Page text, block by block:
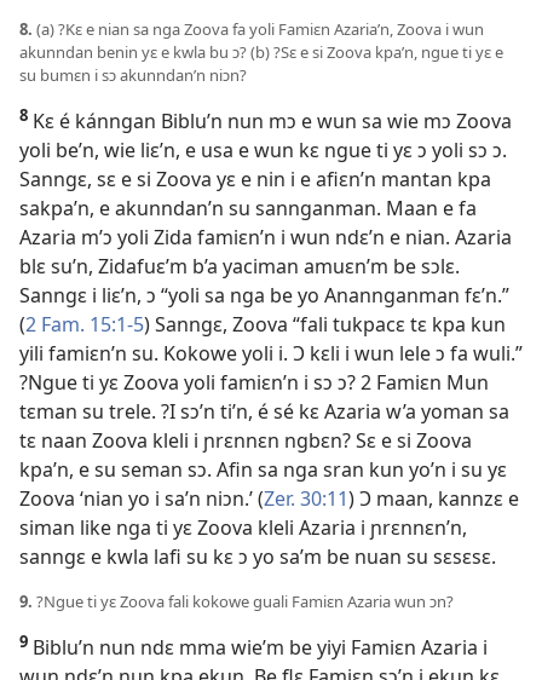
8. (a) ?Kɛ e nian sa nga Zoova fa yoli Famiɛn Azaria’n, Zoova i wun
akunndan benin yɛ e kwla bu ɔ? (b) ?Sɛ e si Zoova kpa’n, ngue ti yɛ e
su bumɛn i sɔ akunndan’n niɔn?
8 Kɛ é kánngan Biblu’n nun mɔ e wun sa wie mɔ Zoova
yoli be’n, wie liɛ’n, e usa e wun kɛ ngue ti yɛ ɔ yoli sɔ ɔ.
Sanngɛ, sɛ e si Zoova yɛ e nin i e afiɛn’n mantan kpa
sakpa’n, e akunndan’n su sannganman. Maan e fa
Azaria m’ɔ yoli Zida famiɛn’n i wun ndɛ’n e nian. Azaria
blɛ su’n, Zidafuɛ’m b’a yaciman amuɛn’m be sɔlɛ.
Sanngɛ i liɛ’n, ɔ “yoli sa nga be yo Anannganman fɛ’n.”
(2 Fam. 15:1-5) Sanngɛ, Zoova “fali tukpacɛ tɛ kpa kun
yili famiɛn’n su. Kokowe yoli i. Ɔ kɛli i wun lele ɔ fa wuli.”
?Ngue ti yɛ Zoova yoli famiɛn’n i sɔ ɔ? 2 Famiɛn Mun
tɛman su trele. ?I sɔ’n ti’n, é sé kɛ Azaria w’a yoman sa
tɛ naan Zoova kleli i ɲrɛnnɛn ngbɛn? Sɛ e si Zoova
kpa’n, e su seman sɔ. Afin sa nga sran kun yo’n i su yɛ
Zoova ‘nian yo i sa’n niɔn.’ (Zer. 30:11) Ɔ maan, kannzɛ e
siman like nga ti yɛ Zoova kleli Azaria i ɲrɛnnɛn’n,
sanngɛ e kwla lafi su kɛ ɔ yo sa’m be nuan su sɛsɛsɛ.
9. ?Ngue ti yɛ Zoova fali kokowe guali Famiɛn Azaria wun ɔn?
9 Biblu’n nun ndɛ mma wie’m be yiyi Famiɛn Azaria i